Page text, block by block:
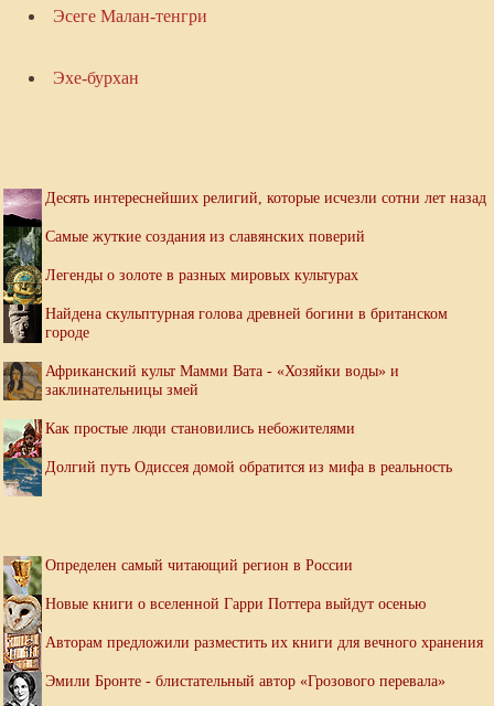
Эсеге Малан-тенгри
Эхе-бурхан
Десять интереснейших религий, которые исчезли сотни лет назад
Самые жуткие создания из славянских поверий
Легенды о золоте в разных мировых культурах
Найдена скульптурная голова древней богини в британском
городе
Африканский культ Мамми Вата - «Хозяйки воды» и
заклинательницы змей
Как простые люди становились небожителями
Долгий путь Одиссея домой обратится из мифа в реальность
Определен самый читающий регион в России
Новые книги о вселенной Гарри Поттера выйдут осенью
Авторам предложили разместить их книги для вечного хранения
Эмили Бронте - блистательный автор «Грозового перевала»